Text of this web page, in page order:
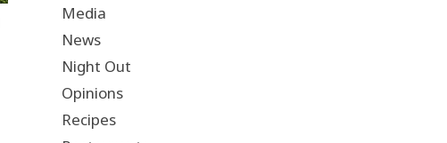
Media
News
Night Out
Opinions
Recipes